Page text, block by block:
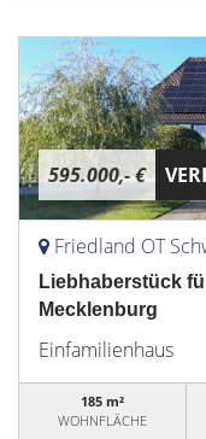
595.000,- €
Friedland OT
Liebhaberstück
Mecklenburg
Einfamilienhaus
185 m²
WOHNFLÄCHE